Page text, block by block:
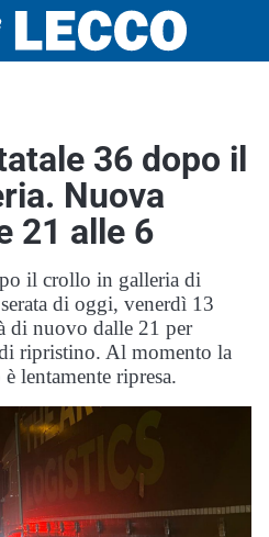
36 dopo il
Nuova
21 alle 6
il crollo in galleria di
di oggi, venerdì 13
di nuovo dalle 21 per
ripristino. Al momento la
lentamente ripresa.